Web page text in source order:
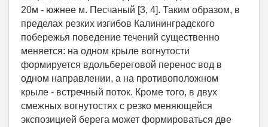
20м - южнее м. Песчаный [3, 4]. Таким образом, в
пределах резких изгибов Калининградского
побережья поведение течений существенно
меняется: на одном крыле вогнутости
формируется вдольбереговой перенос вод в
одном направлении, а на противоположном
крыле - встречный поток. Кроме того, в двух
смежных вогнутостях с резко меняющейся
экспозицией берега может формироваться две